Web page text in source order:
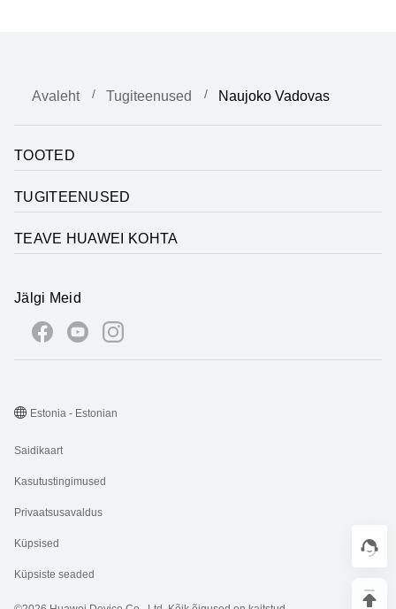
Avaleht Tugiteenused Naujoko Vadovas
TOOTED
TUGITEENUSED
TEAVE HUAWEI KOHTA
Jälgi Meid
Saidikaart
Kasutustingimused
Privaatsusavaldus
Küpsised
Küpsiste seaded
Estonia - Estonian